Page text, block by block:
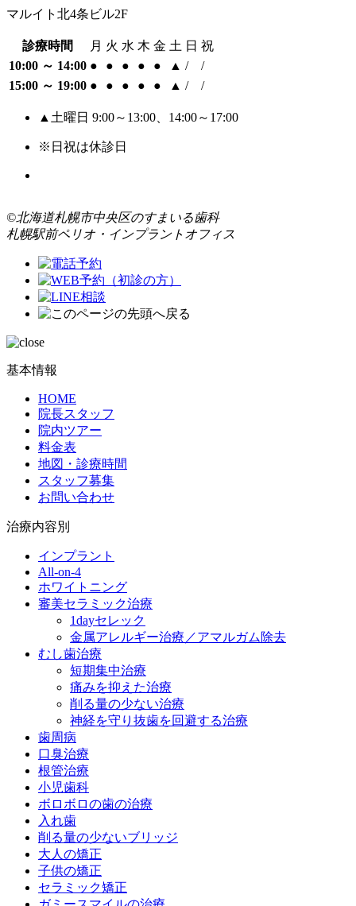
マルイト北4条ビル2F
診療時間 月 火 水 木 金 土 日 祝
10:00 ～ 14:00 ● ● ● ● ● ▲ /
/
15:00 ～ 19:00 ● ● ● ● ● ▲ / /
▲土曜日 9:00～13:00、14:00～17:00
※日祝は休診日
©北海道札幌市中央区のすまいる歯科
札幌駅前ペリオ・インプラントオフィス
基本情報
HOME
院長スタッフ
院内ツアー
料金表
地図・診療時間
スタッフ募集
お問い合わせ
治療内容別
インプラント
All-on-4
ホワイトニング
審美セラミック治療
1dayセレック
金属アレルギー治療／アマルガム除去
むし歯治療
短期集中治療
痛みを抑えた治療
削る量の少ない治療
神経を守り抜歯を回避する治療
歯周病
口臭治療
根管治療
小児歯科
ボロボロの歯の治療
入れ歯
削る量の少ないブリッジ
大人の矯正
子供の矯正
セラミック矯正